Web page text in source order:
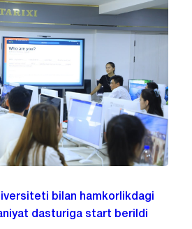
bilan hamkorlikdagi
dasturiga start berildi